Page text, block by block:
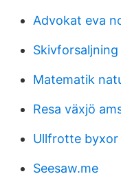
Advokat eva
Matematik
Resa växjö
Ullfrotte byxor
Seesaw.me